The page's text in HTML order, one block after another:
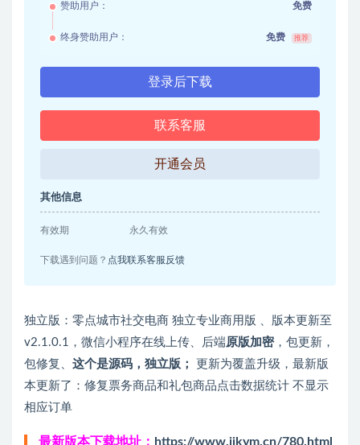
赞助用户： 免费
终身赞助用户： 免费 推荐
登录后下载
联系客服
开通会员
其他信息
有效期 永久有效
下载遇到问题？ 点我联系客服反馈
独立版：零点城市社交电商 独立专业商用版 、版本更新至
v2.1.0.1，微信小程序在线上传、后端原版加密，包更新，
包修复、 这个是源码，独立版；
更新为覆盖升级，最新版
本更新了：修复票务商品和礼包商品点击数据统计 不显示
相应订单
最新版本下载地址： https://www.jikym.cn/780.html